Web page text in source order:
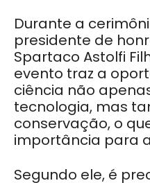
Durante a
presidente de
Spartaco Astolfi
evento traz a
ciência não
tecnologia, mas
conservação, o
importância para
Segundo ele, é